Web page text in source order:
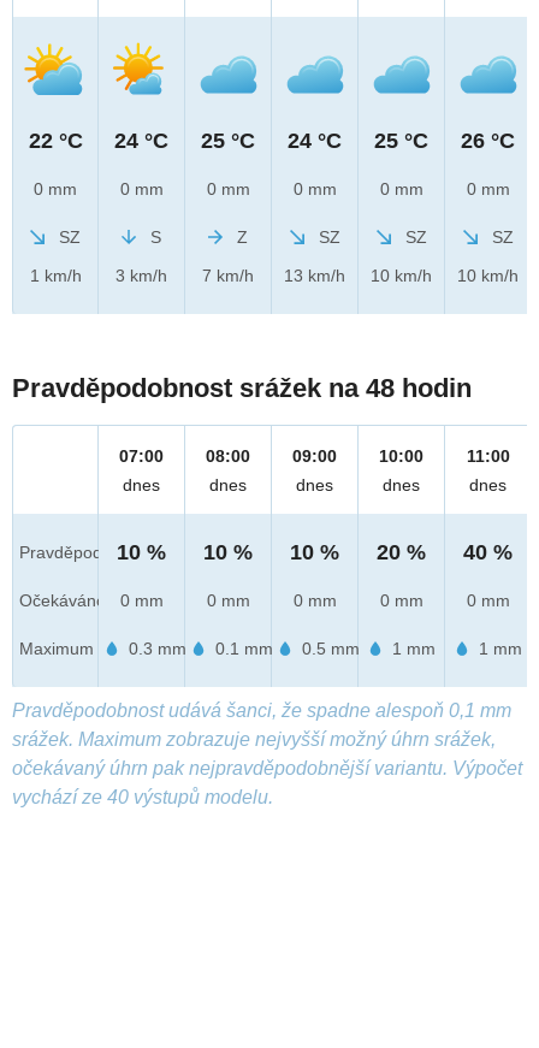
22 °C
0 mm
SZ
1 km/h
24 °C
0 mm
S
3 km/h
25 °C
0 mm
Z
7 km/h
24 °C
0 mm
SZ
13 km/h
25 °C
0 mm
SZ
10 km/h
26 °C
0 mm
SZ
10 km/h
Pravděpodobnost srážek na 48 hodin
Pravděpod.
Očekáváno
Maximum
07:00
dnes
10 %
0 mm
0.3 mm
08:00
dnes
10 %
0 mm
0.1 mm
09:00
dnes
10 %
0 mm
0.5 mm
10:00
dnes
20 %
0 mm
1 mm
11:00
dnes
40 %
0 mm
1 mm
Pravděpodobnost udává šanci, že spadne alespoň 0,1 mm
srážek. Maximum zobrazuje nejvyšší možný úhrn srážek,
očekávaný úhrn pak nejpravděpodobnější variantu. Výpočet
vychází ze 40 výstupů modelu.